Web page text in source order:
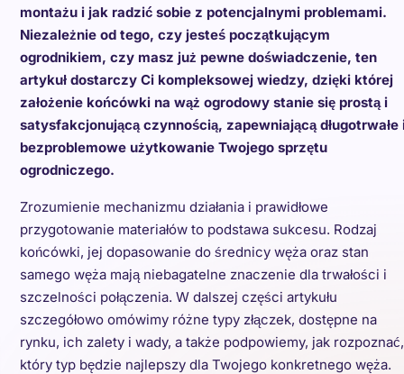
montażu i jak radzić sobie z potencjalnymi problemami.
Niezależnie od tego, czy jesteś początkującym
ogrodnikiem, czy masz już pewne doświadczenie, ten
artykuł dostarczy Ci kompleksowej wiedzy, dzięki której
założenie końcówki na wąż ogrodowy stanie się prostą i
satysfakcjonującą czynnością, zapewniającą długotrwałe
bezproblemowe użytkowanie Twojego sprzętu
ogrodniczego.
Zrozumienie mechanizmu działania i prawidłowe
przygotowanie materiałów to podstawa sukcesu. Rodzaj
końcówki, jej dopasowanie do średnicy węża oraz stan
samego węża mają niebagatelne znaczenie dla trwałości i
szczelności połączenia. W dalszej części artykułu
szczegółowo omówimy różne typy złączek, dostępne na
rynku, ich zalety i wady, a także podpowiemy, jak rozpoznać,
który typ będzie najlepszy dla Twojego konkretnego węża.